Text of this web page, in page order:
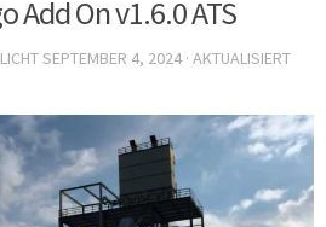
Add On v1.6.0 ATS
SEPTEMBER 4, 2024 · AKTUALISIERT